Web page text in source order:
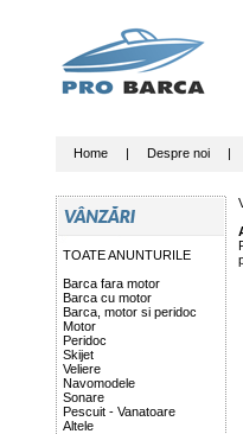
Home| Despre noi|
TOATE ANUNTURILE
Barca fara motor
Barca cu motor
Barca, motor si peridoc
Motor
Peridoc
Skijet
Veliere
Navomodele
Sonare
Pescuit - Vanatoare
Altele